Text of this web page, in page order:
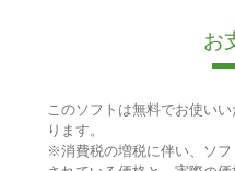
お
このソフトは無料でお使い
ります。
※消費税の増税に伴い、ソ